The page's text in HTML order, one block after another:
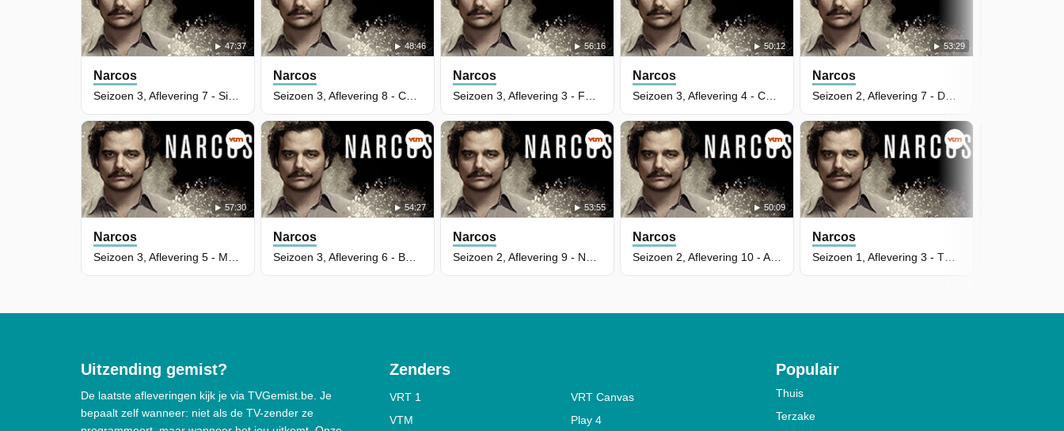
47:37
Narcos
48:46
Narcos
57:30
Narcos
54:27
Narcos
56:16
Narcos
50:12
Narcos
53:55
Narcos
50:09
Narcos
53:29
Narcos
Narcos
Uitzending gemist?
De laatste afleveringen kijk je via TVGemist.be. Je
bepaalt zelf wanneer: niet als de TV-zender ze
Zenders
VRT 1
VRT Canvas
VTM
Play 4
Populair
Thuis
Terzake